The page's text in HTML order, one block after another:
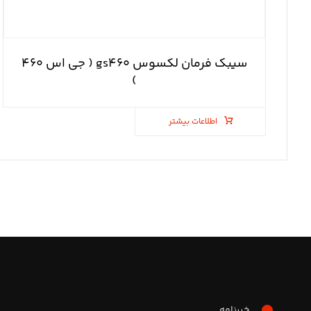
سیبک فرمان لکسوس gs۴۶۰ ( جی اس ۴۶۰
)
اطلاعات بیشتر